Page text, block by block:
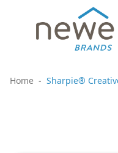
Home Sharpie®